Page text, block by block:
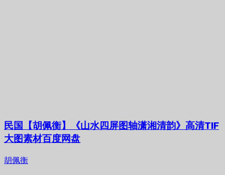
民国【胡佩衡】《山水四屏图轴潇湘清韵》高清TIF
大图素材百度网盘
胡佩衡